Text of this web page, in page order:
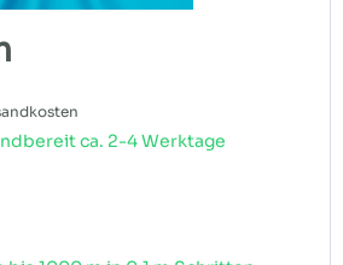
ca. 2-4 Werktage